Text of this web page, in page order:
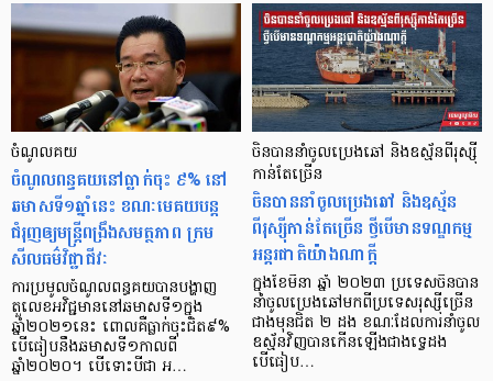
ចំណូលគយ
ចំណូលពន្ធគយនៅធ្លាក់ចុះ ៩% នៅ
ឆមាសទី១ឆ្នាំនេះ ខណៈមេគយបន្ត
ជំរុញឲ្យមន្ត្រីពង្រឹងសមត្ថភាព ក្រម
សីលធម៌វិជ្ជាជីវៈ
ការប្រមូលចំណូលពន្ធគយបានបង្ហាញ
តួលេខអវិជ្ជមាននៅឆមាសទី១ក្នុង
ឆ្នាំ២០២១នេះ ពោលគឺធ្លាក់ចុះជិត៩%
បើធៀបនឹងឆមាសទី១កាលពី
ឆ្នាំ២០២០។ បើទោះបីជា អ…
ចិនបាននាំចូលប្រេងឆៅ និងឧស្ម័នពីរុស្ស៊ី
កាន់តែច្រើន
ចិនបាននាំចូលប្រេងឆៅ និងឧស្ម័ន
ពីរុស្ស៊ីកាន់តែច្រើន ថ្វីបើមានទណ្ឌកម្ម
អន្តរជាតិយ៉ាងណាក្ដី
ក្នុងខែមីនា ឆ្នាំ ២០២៣ ប្រទេសចិនបាន
នាំចូលប្រេងឆៅមកពីប្រទេសរុស្ស៊ីច្រើន
ជាងមុនជិត ២ ដង ខណៈដែលការនាំចូល
ឧស្ម័នវិញបានកើនឡើងជាងទ្វេដង
បើធៀប…